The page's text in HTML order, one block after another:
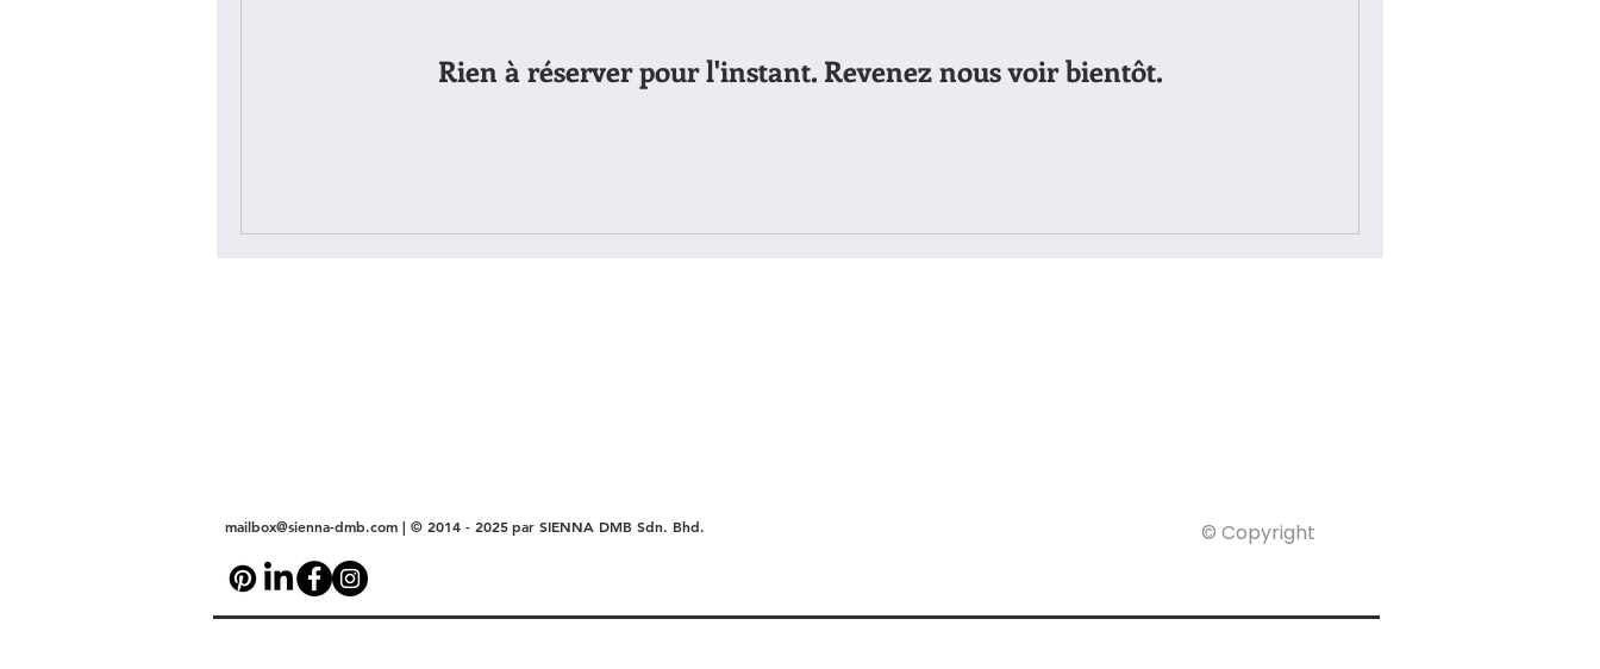
Rien à réserver pour l'instant. Revenez nous voir bientôt.
mailbox@sienna-dmb.com | © 2014 - 2025par SIENNA DMB Sdn. Bhd. © Copyright